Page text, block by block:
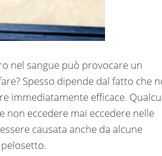
nel sangue può provocare un
Spesso dipende dal fatto che
immediatamente efficace.
non eccedere mai eccedere nelle
causata anche da alcune